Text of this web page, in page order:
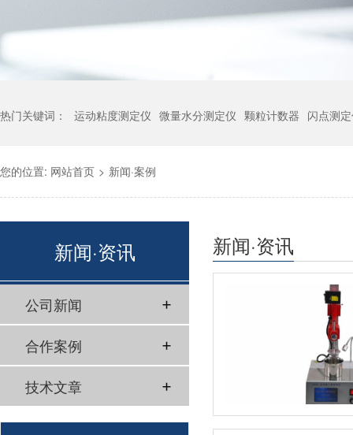
热门关键词： 运动粘度测定仪 微量水分测定仪 颗粒计数器 闪点测
您的位置: 网站首页 > 新闻·案例
新闻·资讯
新闻·资讯
公司新闻
合作案例
技术文章